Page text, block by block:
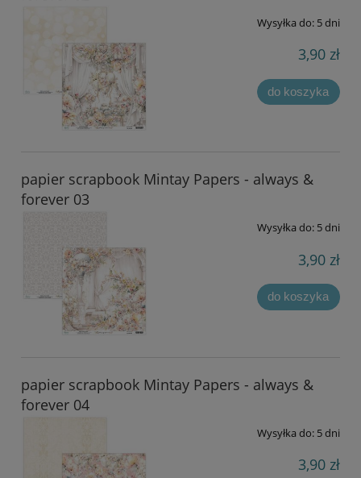
Wysyłka do: 5 dni
3,90 zł
do koszyka
papier scrapbook Mintay Papers - always &
forever 03
Wysyłka do: 5 dni
3,90 zł
do koszyka
papier scrapbook Mintay Papers - always &
forever 04
Wysyłka do: 5 dni
3,90 zł